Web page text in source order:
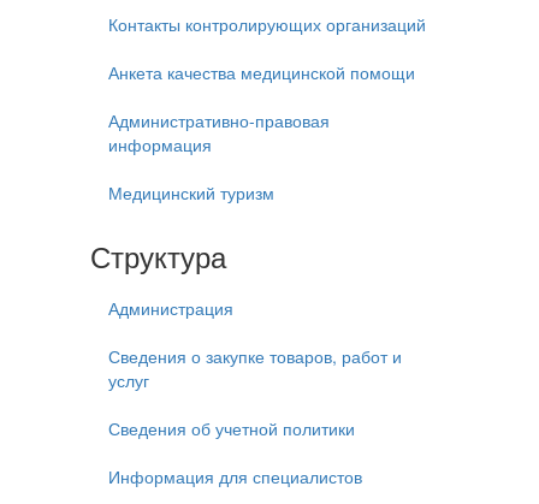
Контакты контролирующих организаций
Анкета качества медицинской помощи
Административно-правовая
информация
Медицинский туризм
Структура
Администрация
Сведения о закупке товаров, работ и
услуг
Сведения об учетной политики
Информация для специалистов